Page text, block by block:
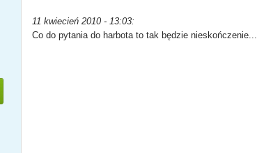
11 kwiecień 2010 - 13:03:
Co do pytania do harbota to tak będzie nieskończenie...